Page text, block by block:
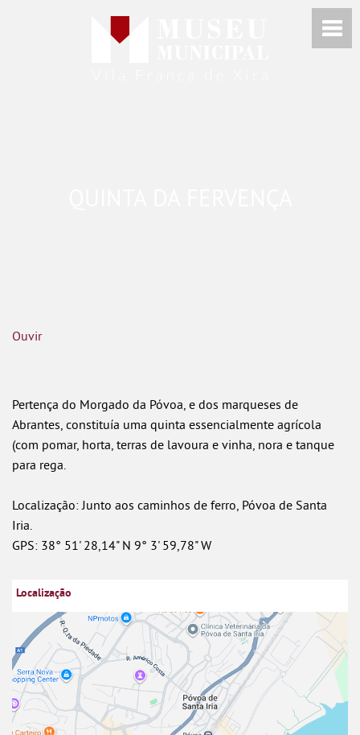
Ouvir
Pertença do Morgado da Póvoa, e dos marqueses de
Abrantes, constituía uma quinta essencialmente agrícola
(com pomar, horta, terras de lavoura e vinha, nora e tanque
para rega.
Localização: Junto aos caminhos de ferro, Póvoa de Santa
Iria.
GPS: 38° 51' 28,14" N 9° 3' 59,78" W